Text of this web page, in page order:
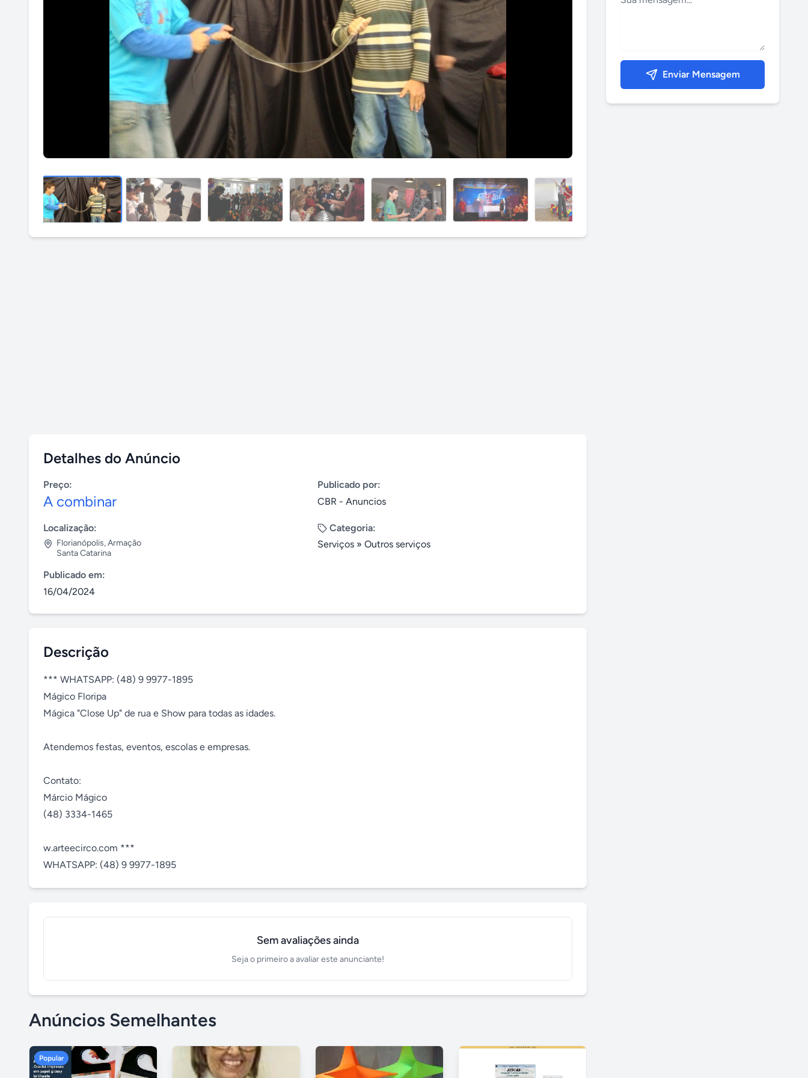
Detalhes do Anúncio
Preço:
A combinar
Publicado por:
CBR - Anuncios
Localização:
Florianópolis,Armação
Santa Catarina
Categoria:
Serviços » Outros serviços
Publicado em:
16/04/2024
Descrição
*** WHATSAPP: (48) 9 9977-1895
Mágico Floripa
Mágica "Close Up" de rua e Show para todas as idades.
Atendemos festas, eventos, escolas e empresas.
Contato:
Márcio Mágico
(48) 3334-1465
w.arteecirco.com ***
WHATSAPP: (48) 9 9977-1895
Sem avaliações ainda
Seja o primeiro a avaliar este anunciante!
Anúncios Semelhantes
Popular
Enviar Mensagem